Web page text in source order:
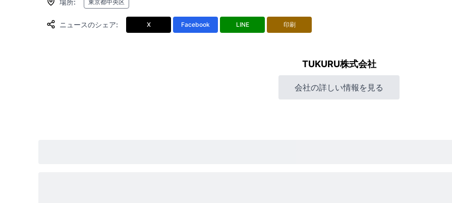
場所: 東京都中央区
ニュースのシェア: X Facebook LINE 印刷
TUKURU株式会社
会社の詳しい情報を見る